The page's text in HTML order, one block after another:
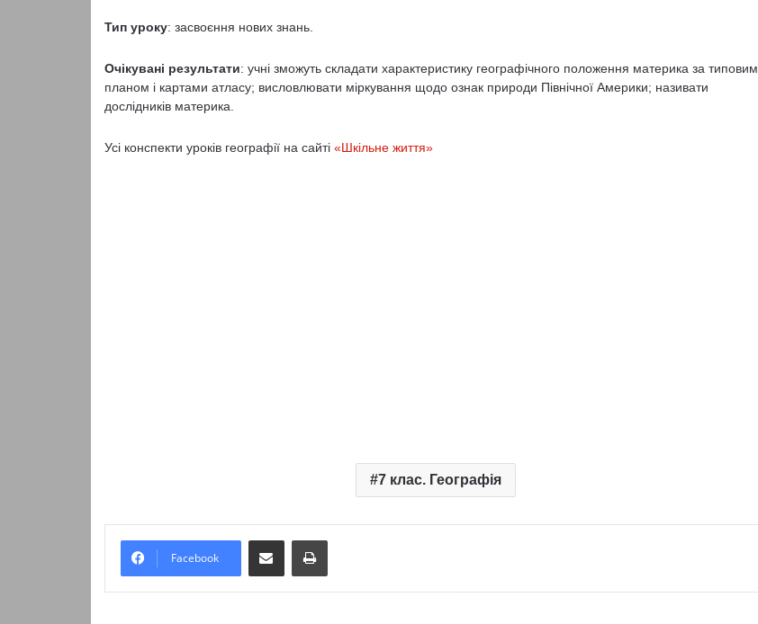
Тип уроку: засвоєння нових знань.
Очікувані результати: учні зможуть складати характеристику географічного положення материка за типовим
планом і картами атласу; висловлювати міркування щодо ознак природи Північної Америки; називати
дослідників материка.
Усі конспекти уроків географії на сайті «Шкільне життя»
7 клас. Географія
Facebook
Надіслати електронною поштоюНадрукувати